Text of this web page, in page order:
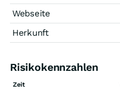
Webseite
Herkunft
Risikokennzahlen
Zeit